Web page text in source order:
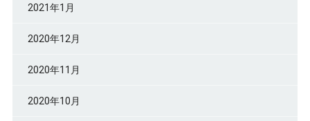
2021年1月
2020年12月
2020年11月
2020年10月